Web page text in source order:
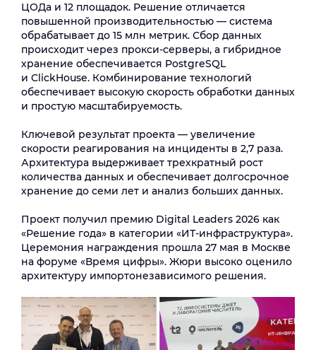
ЦОДа и 12 площадок. Решение отличается
повышенной производительностью — система
обрабатывает до 15 млн метрик. Сбор данных
происходит через прокси-серверы, а гибридное
хранение обеспечивается PostgreSQL
и ClickHouse. Комбинирование технологий
обеспечивает высокую скорость обработки данных
и простую масштабируемость.
Ключевой результат проекта — увеличение
скорости реагирования на инциденты в 2,7 раза.
Архитектура выдерживает трехкратный рост
количества данных и обеспечивает долгосрочное
хранение до семи лет и анализ больших данных.
Проект получил премию Digital Leaders 2026 как
«Решение года» в категории «ИТ‑инфраструктура».
Церемония награждения прошла 27 мая в Москве
на форуме «Время цифры». Жюри высоко оценило
архитектуру импортонезависимого решения.